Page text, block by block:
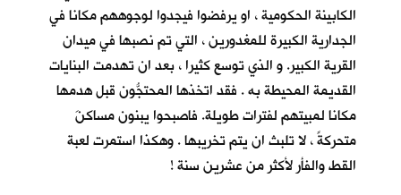
الكابينة الحكومية ، او يرفضوا فيجدوا لوجوههم مكانا في
الجدارية الكبيرة للمغدورين ، التي تم نصبها في ميدان
القرية الكبير. و الذي توسع كثيرا ، بعد ان تهدمت البنايات
القديمة المحيطة به . فقد اتخذها المحتجُّون قبل هدمها
مكانا لمبيتهم لفترات طويلة. فاصبحوا يبنون مساكنَ
متحركةً ، لا تلبث ان يتم تخريبها . وهكذا استمرت لعبة
القط والفأر لأكثر من عشرين سنة !